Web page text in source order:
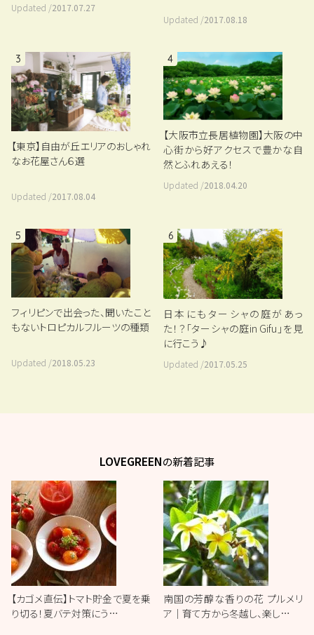
Updated /2017.07.27
Updated /2017.08.18
3
【東京】自由が丘エリアのおしゃれ
なお花屋さん６選
Updated /2017.08.04
4
【大阪市立長居植物園】大阪の中
心街から好アクセスで豊かな自
然とふれあえる！
Updated /2018.04.20
5
フィリピンで出会った、聞いたこと
もないトロピカルフルーツの種類
Updated /2018.05.23
6
日本にもターシャの庭があっ
た！？「ターシャの庭in Gifu」を見
に行こう♪
Updated /2017.05.25
LOVEGREENの新着記事
【カゴメ直伝】トマト貯金で夏を乗
り切る！夏バテ対策にう…
南国の芳醇な香りの花 プルメリ
ア｜育て方から冬越し、楽し…